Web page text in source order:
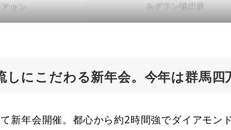
セン ルグラン軽井沢
にこだわる新年会。今年は群馬四
新年会開催。都心から約2時間強でダイアモ